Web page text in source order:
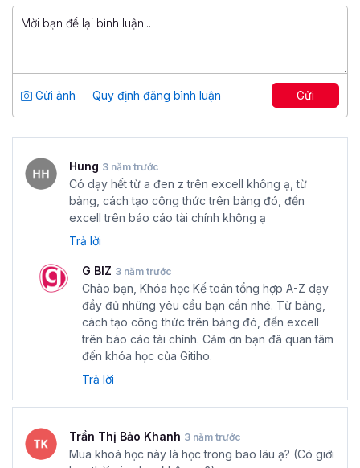
trở thành kế toán tổng hợpvà bắt đầu hành trình trở
thành kế toán tổng hợp tài năng nhé.
5
2,159
899,000 đ
Gửi ảnh Quy định đăng bình luận Gửi
Hung 3 năm trước
Có dạy hết từ a đen z trên excell không ạ, từ
bảng, cách tạo công thức trên bảng đó, đến
excell trên báo cáo tài chính không ạ
Trả lời
G BIZ 3 năm trước
Chào bạn, Khóa học Kế toán tổng hợp A-Z dạy
đầy đủ những yêu cầu bạn cần nhé. Từ bảng,
cách tạo công thức trên bảng đó, đến excell
trên báo cáo tài chính. Cảm ơn bạn đã quan tâm
đến khóa học của Gitiho.
Trả lời
Trần Thị Bảo Khanh 3 năm trước
Mua khoá học này là học trong bao lâu ạ? (Có giới